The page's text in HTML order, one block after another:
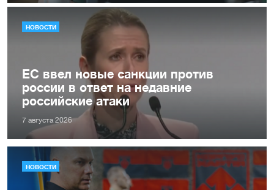
НОВОСТИ
ЕС ввел новые санкции против
россии в ответ на недавние
российские атаки
7 августа 2026
НОВОСТИ